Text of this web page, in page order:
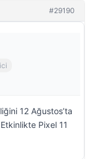
#29190
12 Ağustos’ta
Pixel 11